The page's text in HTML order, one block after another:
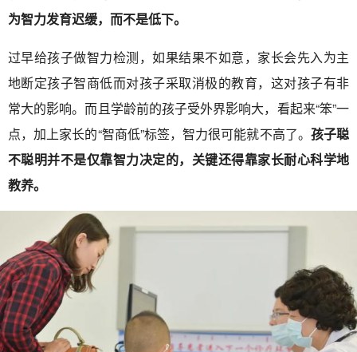
为智力发育迟缓，而不是低下。
过早给孩子做智力检测，如果结果不如意，家长会先入为主
地断定孩子智商低而对孩子采取消极的教育，这对孩子有非
常大的影响。而且学龄前的孩子受外界影响大，看起来“笨”一
点，加上家长的“智商低”标签，智力很可能就不高了。 孩子聪
不聪明并不是仅靠智力决定的，关键还得靠家长耐心科学地
教养。